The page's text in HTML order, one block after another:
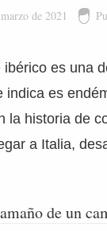
de 2021
ibérico es una
indica es
la historia de
a Italia,
de un